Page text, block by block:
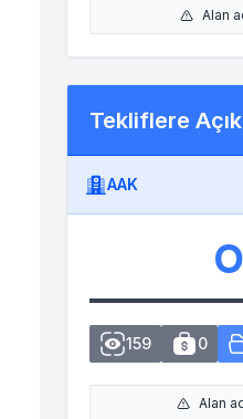
Alan
Tekliflere Açık
AAK
159 0
Alan